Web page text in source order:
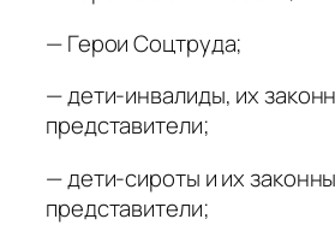
— Герои Соцтруда;
— дети-инвалиды, их
представители;
— дети-сироты и их
представители;